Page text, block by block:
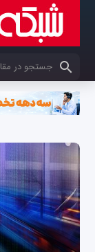
کلمات کلیدی